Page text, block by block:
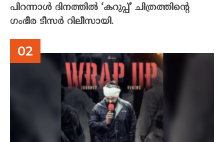
പിറന്നാൾ ദിനത്തിൽ ‘കറുപ്പ്’ ചിത്രത്തിന്റെ
ഗംഭീര ടീസർ റിലീസായി.